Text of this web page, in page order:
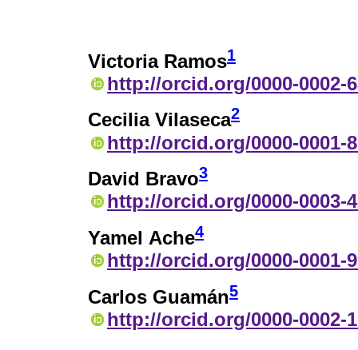
Victoria Ramos1
http://orcid.org/0000-0002-
Cecilia Vilaseca2
http://orcid.org/0000-0001-
David Bravo3
http://orcid.org/0000-0003-
Yamel Ache4
http://orcid.org/0000-0001-
Carlos Guamán5
http://orcid.org/0000-0002-